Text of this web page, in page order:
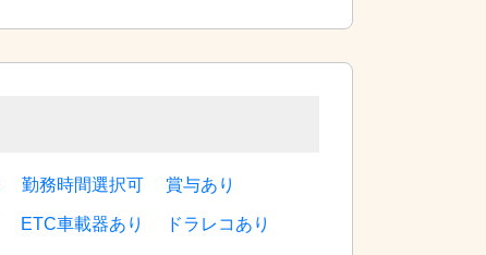
勤務時間選択可 賞与あり
ETC車載器あり ドラレコあり